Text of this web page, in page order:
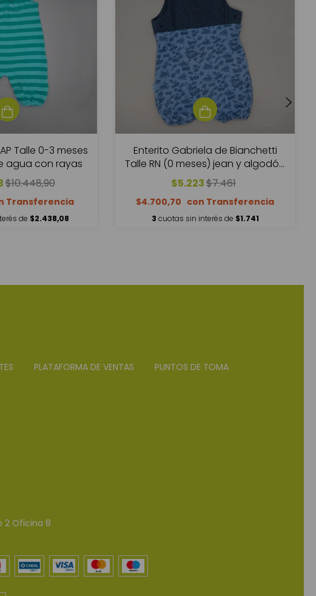
Talle 0-3 meses
agua con rayas
$10.448,90
de $2.438,08
Enterito Gabriela de Bianchetti
Talle RN (0 meses) jean y algodón
floreado celeste
$5.223$7.461
$4.700,70
3 cuotas sin interés de $1.741
PLATAFORMA DE VENTAS PUNTOS DE TOMA
2 Oficina 8